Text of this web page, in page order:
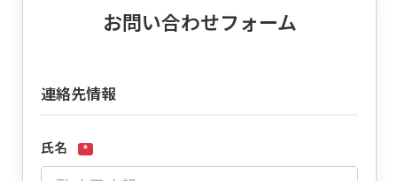
お問い合わせフォーム
連絡先情報
氏名 *